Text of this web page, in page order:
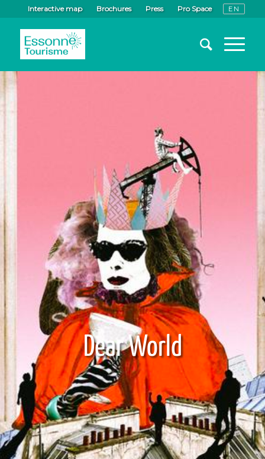
Interactive map Brochures Press Pro Space
Dear World